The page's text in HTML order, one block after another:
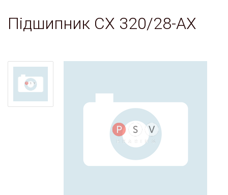
Підшипник CX 320/28-AX